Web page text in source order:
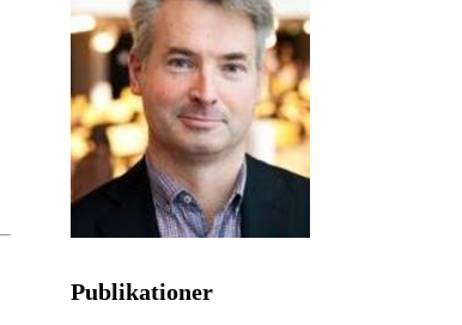
Publikationer